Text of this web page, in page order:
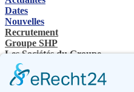
Dates
Nouvelles
Recrutement
Groupe SHP
Les Sociétés du Groupe
Contacts
Nous contactez
Revendeurs spécialisés